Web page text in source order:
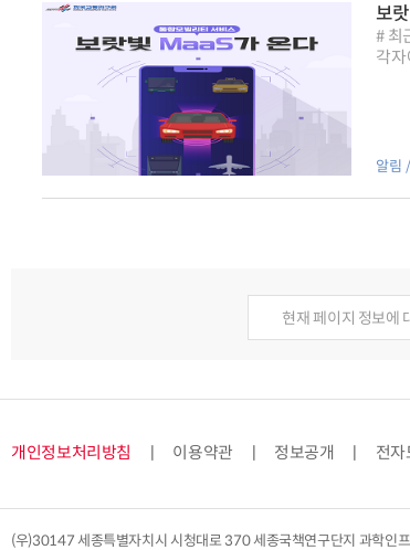
보
# 최
각자
알림
현재 페이지 정보에
개인정보처리방침 이용약관 정보공개 전자
(우)30147 세종특별자치시 시청대로 370 세종국책연구단지 과학인